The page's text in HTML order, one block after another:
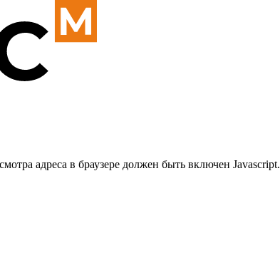
адреса в браузере должен быть включен Javascript.